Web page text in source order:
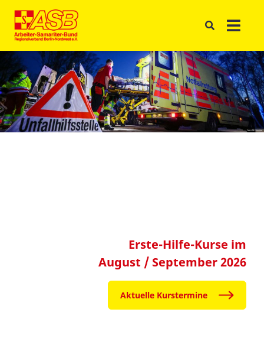
Erste-Hilfe-Kurse im
August / September 2026
Aktuelle Kurstermine